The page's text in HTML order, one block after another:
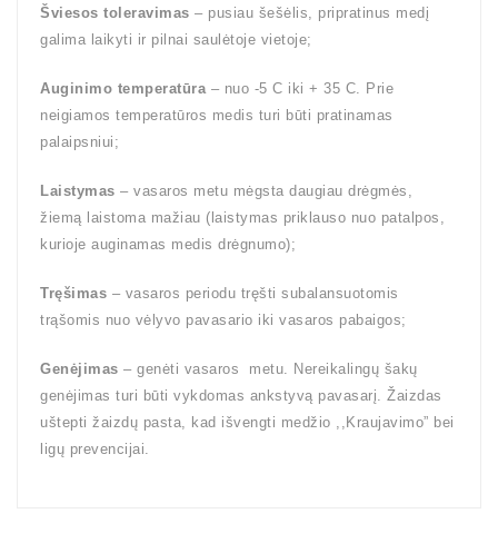
Šviesos toleravimas – pusiau šešėlis, pripratinus medį
galima laikyti ir pilnai saulėtoje vietoje;
Auginimo temperatūra– nuo -5 C iki + 35 C. Prie
neigiamos temperatūros medis turi būti pratinamas
palaipsniui;
Laistymas – vasaros metu mėgsta daugiau drėgmės,
žiemą laistoma mažiau (laistymas priklauso nuo patalpos,
kurioje auginamas medis drėgnumo);
Tręšimas – vasaros periodu tręšti subalansuotomis
trąšomis nuo vėlyvo pavasario iki vasaros pabaigos;
Genėjimas – genėti vasaros metu. Nereikalingų šakų
genėjimas turi būti vykdomas ankstyvą pavasarį. Žaizdas
uštepti žaizdų pasta, kad išvengti medžio ,,Kraujavimo” bei
ligų prevencijai.